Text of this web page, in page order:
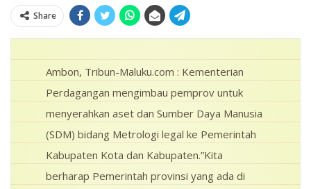
Share
Ambon, Tribun-Maluku.com : Kementerian
Perdagangan mengimbau pemprov untuk
menyerahkan aset dan Sumber Daya Manusia
(SDM) bidang Metrologi legal ke Pemerintah
Kabupaten Kota dan Kabupaten.”Kita
berharap Pemerintah provinsi yang ada di